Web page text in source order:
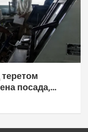
посада,
пад морала